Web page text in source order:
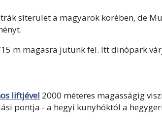
síterület a magyarok körében, de
m magasra jutunk fel. Itt dinópark
liftjével 2000 méteres magasságig
pontja - a hegyi kunyhóktól a